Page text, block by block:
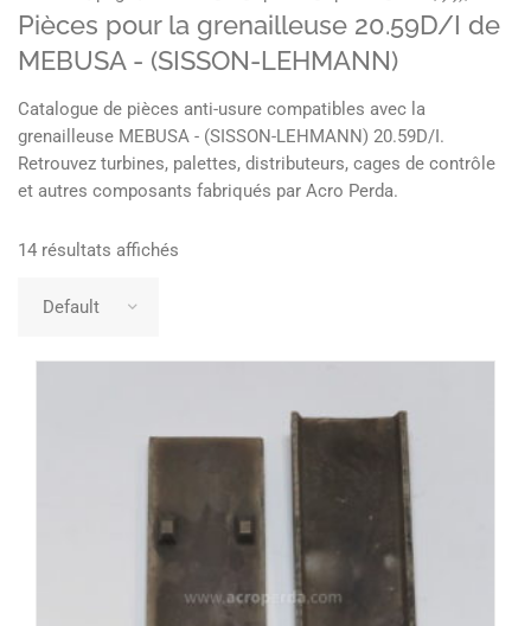
Pièces pour la grenailleuse 20.59D/I de
MEBUSA - (SISSON-LEHMANN)
Catalogue de pièces anti-usure compatibles avec la
grenailleuse MEBUSA - (SISSON-LEHMANN) 20.59D/I.
Retrouvez turbines, palettes, distributeurs, cages de contrôle
et autres composants fabriqués par Acro Perda.
14 résultats affichés